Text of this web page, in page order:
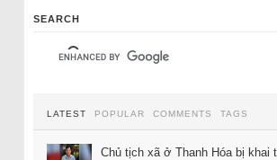
SEARCH
LATEST POPULAR COMMENTS TAGS
Chủ tịch xã ở Thanh Hóa bị khai